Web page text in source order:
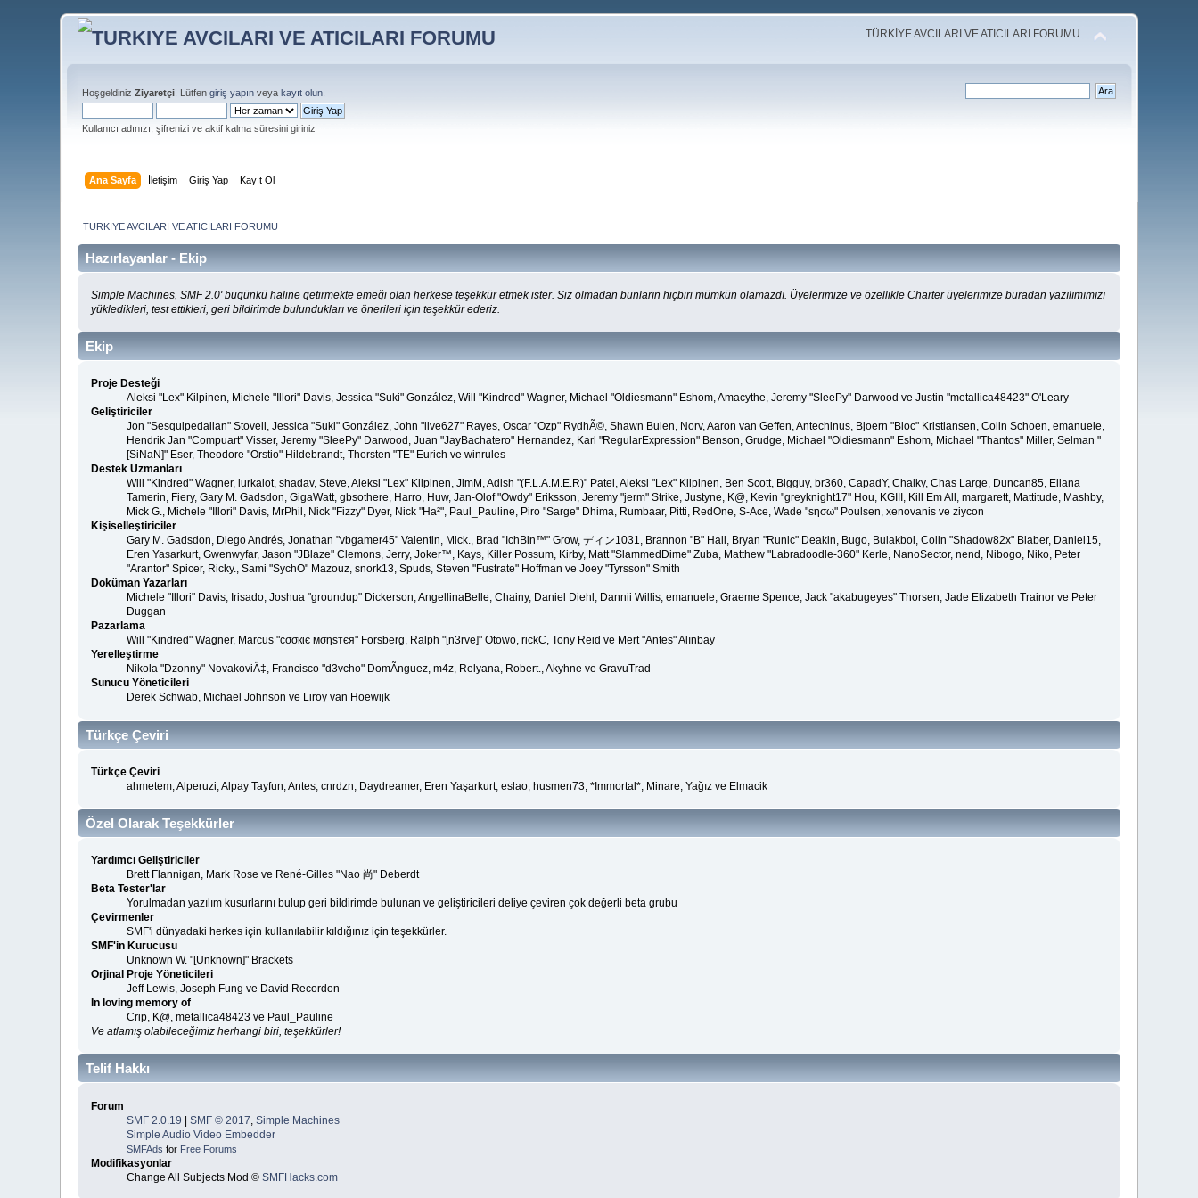
TÜRKİYE AVCILARI VE ATICILARI FORUMU
HoşgeldinizZiyaretçi . Lütfengiriş yapın veyakayıt olun
Kullanıcı adınızı, şifrenizi ve aktif kalma süresini giriniz
Ana Sayfa İletişim Giriş Yap Kayıt Ol
TURKIYE AVCILARI VE ATICILARI FORUMU
Hazırlayanlar - Ekip
Simple Machines, SMF 2.0' bugünkü haline getirmekte emeği olan herkese teşekkür etmek ister. Siz olmadan bunların hiçbiri mümkün olamazdı. Üyelerimize ve özellikle Charter üyelerimize buradan yazılımımızı
yükledikleri, test ettikleri, geri bildirimde bulundukları ve önerileri için teşekkür ederiz.
Ekip
Proje Desteği
Aleksi "Lex" Kilpinen, Michele "Illori" Davis, Jessica "Suki" González, Will "Kindred" Wagner, Michael "Oldiesmann" Eshom, Amacythe, Jeremy "SleePy" Darwood ve Justin "metallica48423" O'Leary
Geliştiriciler
Jon "Sesquipedalian" Stovell, Jessica "Suki" González, John "live627" Rayes, Oscar "Ozp" RydhÃ©, Shawn Bulen, Norv, Aaron van Geffen, Antechinus, Bjoern "Bloc" Kristiansen, Colin Schoen, emanuele,
Hendrik Jan "Compuart" Visser, Jeremy "SleePy" Darwood, Juan "JayBachatero" Hernandez, Karl "RegularExpression" Benson, Grudge, Michael "Oldiesmann" Eshom, Michael "Thantos" Miller, Selman "
[SiNaN]" Eser, Theodore "Orstio" Hildebrandt, Thorsten "TE" Eurich ve winrules
Destek Uzmanları
Will "Kindred" Wagner, lurkalot, shadav, Steve, Aleksi "Lex" Kilpinen, JimM, Adish "(F.L.A.M.E.R)" Patel, Aleksi "Lex" Kilpinen, Ben Scott, Bigguy, br360, CapadY, Chalky, Chas Large, Duncan85, Eliana
Tamerin, Fiery, Gary M. Gadsdon, GigaWatt, gbsothere, Harro, Huw, Jan-Olof "Owdy" Eriksson, Jeremy "jerm" Strike, Justyne, K@, Kevin "greyknight17" Hou, KGIII, Kill Em All, margarett, Mattitude, Mashby,
Mick G., Michele "Illori" Davis, MrPhil, Nick "Fizzy" Dyer, Nick "Ha²", Paul_Pauline, Piro "Sarge" Dhima, Rumbaar, Pitti, RedOne, S-Ace, Wade "sησω" Poulsen, xenovanis ve ziycon
Kişiselleştiriciler
Gary M. Gadsdon, Diego Andrés, Jonathan "vbgamer45" Valentin, Mick., Brad "IchBin™" Grow, ディン1031, Brannon "B" Hall, Bryan "Runic" Deakin, Bugo, Bulakbol, Colin "Shadow82x" Blaber, Daniel15,
Eren Yasarkurt, Gwenwyfar, Jason "JBlaze" Clemons, Jerry, Joker™, Kays, Killer Possum, Kirby, Matt "SlammedDime" Zuba, Matthew "Labradoodle-360" Kerle, NanoSector, nend, Nibogo, Niko, Peter
"Arantor" Spicer, Ricky., Sami "SychO" Mazouz, snork13, Spuds, Steven "Fustrate" Hoffman ve Joey "Tyrsson" Smith
Doküman Yazarları
Michele "Illori" Davis, Irisado, Joshua "groundup" Dickerson, AngellinaBelle, Chainy, Daniel Diehl, Dannii Willis, emanuele, Graeme Spence, Jack "akabugeyes" Thorsen, Jade Elizabeth Trainor ve Peter
Duggan
Pazarlama
Will "Kindred" Wagner, Marcus "cσσкιє мσηѕтєя" Forsberg, Ralph "[n3rve]" Otowo, rickC, Tony Reid ve Mert "Antes" Alınbay
Yerelleştirme
Nikola "Dzonny" NovakoviÄ‡, Francisco "d3vcho" DomÃ­nguez, m4z, Relyana, Robert., Akyhne ve GravuTrad
Sunucu Yöneticileri
Derek Schwab, Michael Johnson ve Liroy van Hoewijk
Türkçe Çeviri
Türkçe Çeviri
ahmetem, Alperuzi, Alpay Tayfun, Antes, cnrdzn, Daydreamer, Eren Yaşarkurt, eslao, husmen73, *Immortal*, Minare, Yağız ve Elmacik
Özel Olarak Teşekkürler
Yardımcı Geliştiriciler
Brett Flannigan, Mark Rose ve René-Gilles "Nao 尚" Deberdt
Beta Tester'lar
Yorulmadan yazılım kusurlarını bulup geri bildirimde bulunan ve geliştiricileri deliye çeviren çok değerli beta grubu
Çevirmenler
SMF'i dünyadaki herkes için kullanılabilir kıldığınız için teşekkürler.
SMF'in Kurucusu
Unknown W. "[Unknown]" Brackets
Orjinal Proje Yöneticileri
Jeff Lewis, Joseph Fung ve David Recordon
In loving memory of
Crip, K@, metallica48423 ve Paul_Pauline
Ve atlamış olabileceğimiz herhangi biri, teşekkürler!
Telif Hakkı
Forum
SMF 2.0.19 |SMF © 2017 ,Simple Machines
Simple Audio Video Embedder
SMFAds for Free Forums
Modifikasyonlar
Change All Subjects Mod ©SMFHacks.com